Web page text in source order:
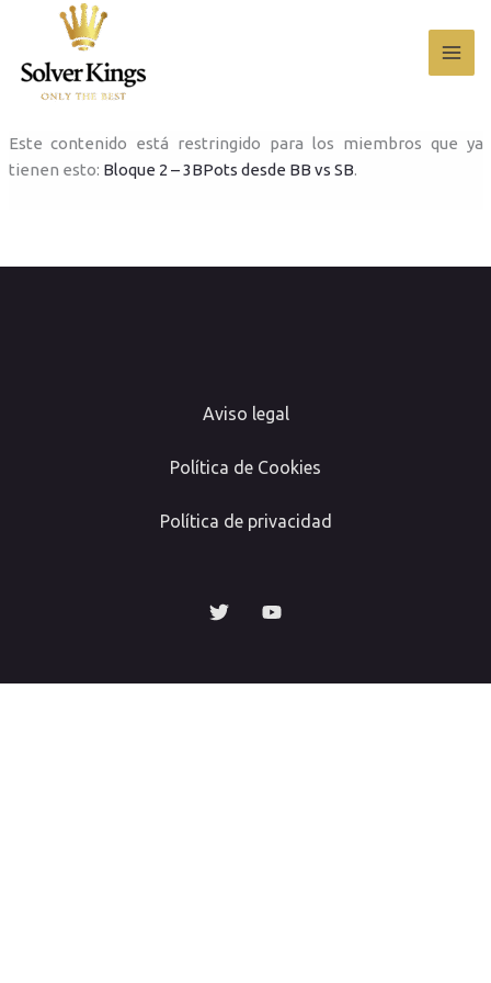
contenido
Este contenido está restringido para los miembros que ya
tienen esto: Bloque 2 – 3BPots desde BB vs SB.
Aviso legal
Política de Cookies
Política de privacidad